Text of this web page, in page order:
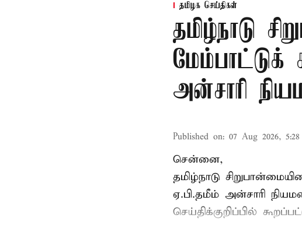
தமிழக செய்திகள்
தமிழ்நாடு
அன்சாரி
Published on: 07 Aug 2026,
சென்னை,
தமிழ்நாடு
ஏ.பி.தமீம் அன்சாரி
செய்திக்குறிப்பில்